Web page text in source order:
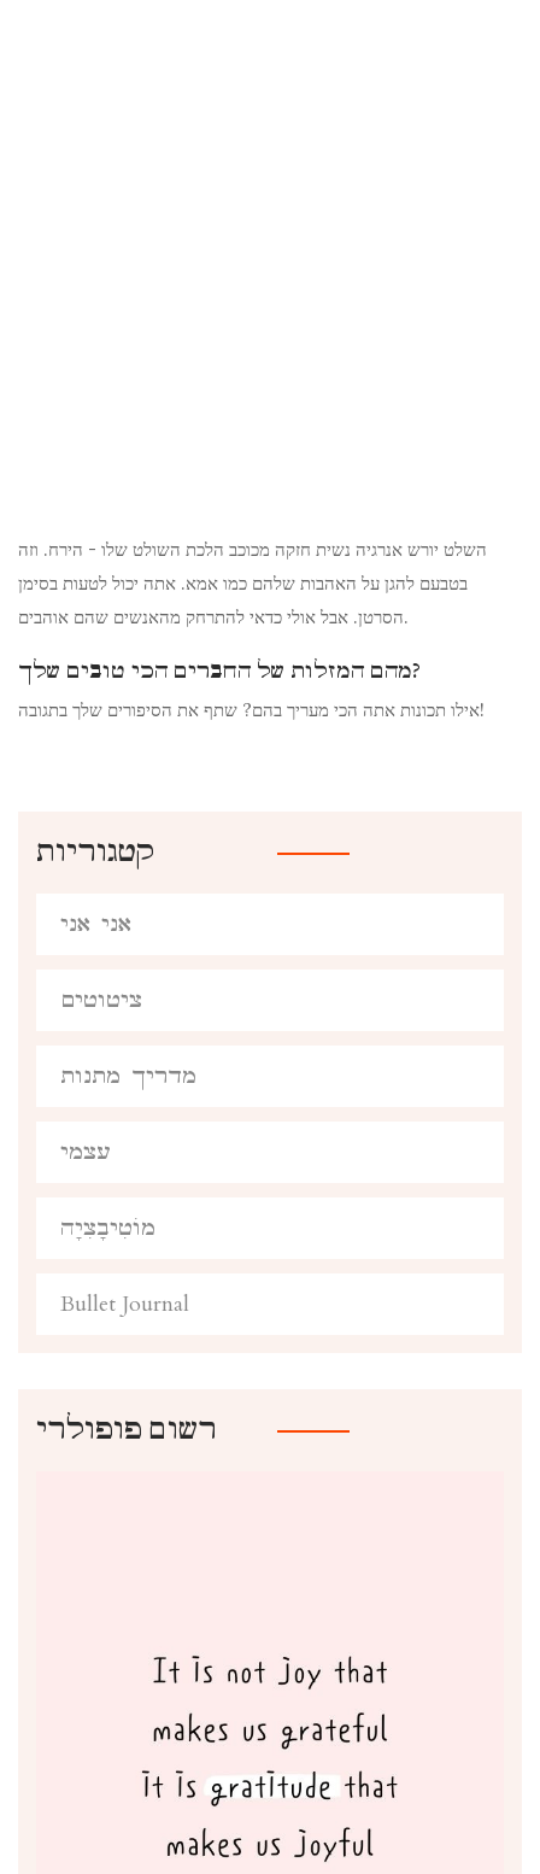
השלט יורש אנרגיה נשית חזקה מכוכב הלכת השולט שלו - הירח. וזה
בטבעם להגן על האהבות שלהם כמו אמא. אתה יכול לטעות בסימן
הסרטן. אבל אולי כדאי להתרחק מהאנשים שהם אוהבים.
מהם המזלות של החברים הכי טובים שלך?
אילו תכונות אתה הכי מעריך בהם? שתף את הסיפורים שלך בתגובה!
קטגוריות
אני אני
ציטוטים
מדריך מתנות
עצמי
מוֹטִיבָצִיָה
Bullet Journal
רשום פופולרי